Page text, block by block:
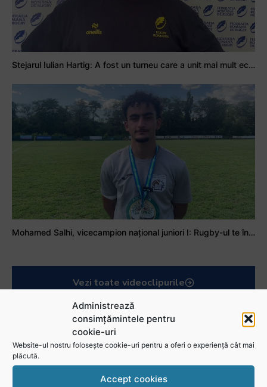
Administrează
consimțămintele pentru
cookie-uri
Website-ul nostru folosește cookie-uri pentru a oferi o experiență cât mai
plăcută.
Accept cookies
Stejarul Iulian Hartig: A fost un turneu care a unit mai mult echipa
Mohamed Salhi, vicecampion național juniori I: Rugby-ul te învață să accepți și înfrângerile
Vezi toate videoclipurile